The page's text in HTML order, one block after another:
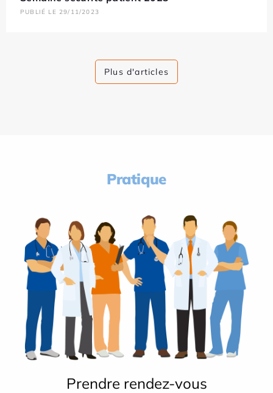
PUBLIÉ LE 29/11/2023
Plus d'articles
Pratique
Prendre rendez-vous